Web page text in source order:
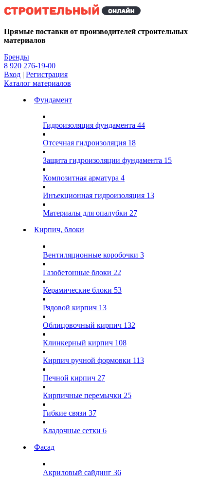
Kg
Прямые поставки от производителей строительных
материалов
Бренды
8 920 276-19-00
Вход | Регистрация
Каталог материалов
Фундамент
Гидроизоляция фундамента 44
Отсечная гидроизоляция 18
Защита гидроизоляции фундамента 15
Композитная арматура 4
Инъекционная гидроизоляция 13
Материалы для опалубки 27
Кирпич, блоки
Вентиляционные коробочки 3
Газобетонные блоки 22
Керамические блоки 53
Рядовой кирпич 13
Облицовочный кирпич 132
Клинкерный кирпич 108
Кирпич ручной формовки 113
Печной кирпич 27
Кирпичные перемычки 25
Гибкие связи 37
Кладочные сетки 6
Фасад
Акриловый сайдинг 36